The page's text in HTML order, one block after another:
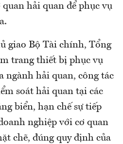
hải quan để phục vụ
giao Bộ Tài chính, Tổng
trang thiết bị phục vụ
ngành hải quan, công tác
soát hải quan tại các
biển, hạn chế sự tiếp
nghiệp với cơ quan
chẽ, đúng quy định của